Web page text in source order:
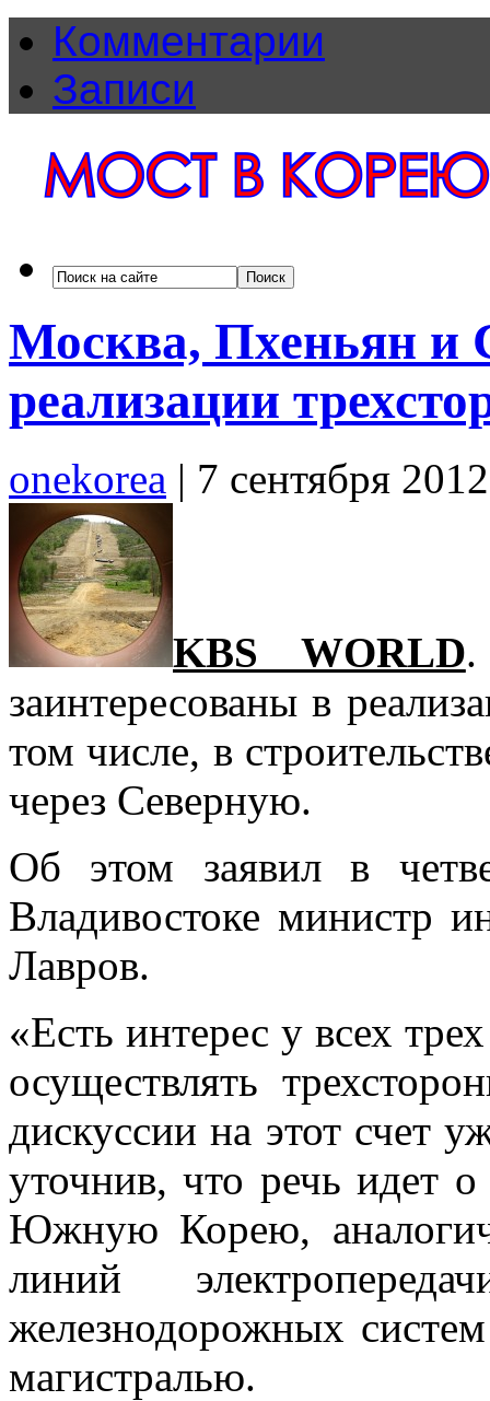
Комментарии
Записи
Москва, Пхеньян и
реализации
onekorea | 7 сентября
KBS WORLD
заинтересованы в
том числе, в
через Северную.
Об этом заявил в
Владивостоке министр
Лавров.
«Есть интерес у всех
осуществлять
дискуссии на этот счет
уточнив, что речь идет
Южную Корею,
линий
железнодорожных
магистралью.